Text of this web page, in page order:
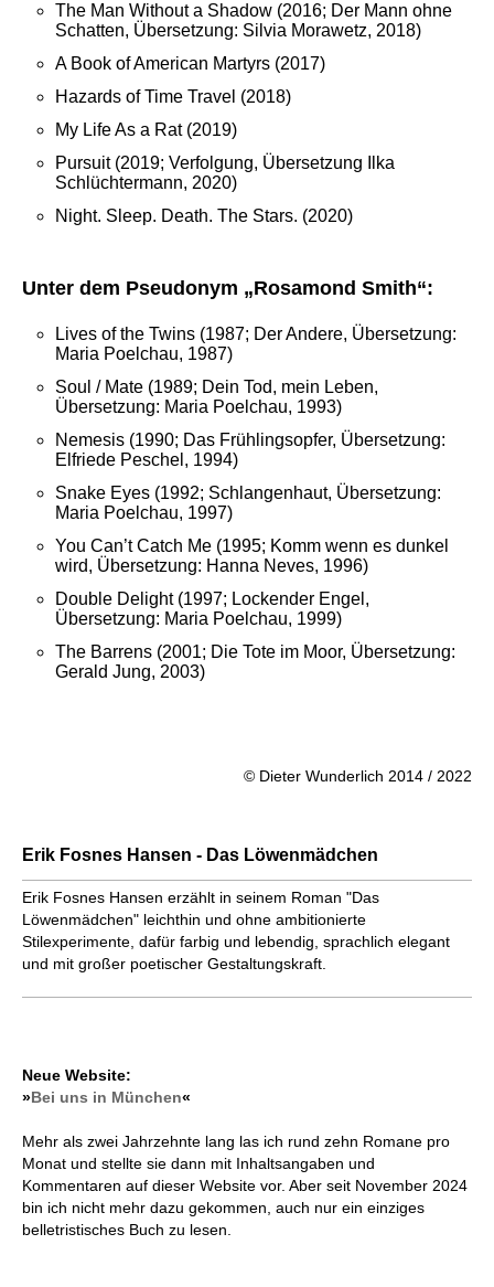
The Man Without a Shadow (2016; Der Mann ohne
Schatten, Übersetzung: Silvia Morawetz, 2018)
A Book of American Martyrs (2017)
Hazards of Time Travel (2018)
My Life As a Rat (2019)
Pursuit (2019; Verfolgung, Übersetzung Ilka
Schlüchtermann, 2020)
Night. Sleep. Death. The Stars. (2020)
Unter dem Pseudonym „Rosamond Smith“:
Lives of the Twins (1987; Der Andere, Übersetzung:
Maria Poelchau, 1987)
Soul / Mate (1989; Dein Tod, mein Leben,
Übersetzung: Maria Poelchau, 1993)
Nemesis (1990; Das Frühlingsopfer, Übersetzung:
Elfriede Peschel, 1994)
Snake Eyes (1992; Schlangenhaut, Übersetzung:
Maria Poelchau, 1997)
You Can’t Catch Me (1995; Komm wenn es dunkel
wird, Übersetzung: Hanna Neves, 1996)
Double Delight (1997; Lockender Engel,
Übersetzung: Maria Poelchau, 1999)
The Barrens (2001; Die Tote im Moor, Übersetzung:
Gerald Jung, 2003)
© Dieter Wunderlich 2014 / 2022
Erik Fosnes Hansen - Das Löwenmädchen
Erik Fosnes Hansen erzählt in seinem Roman "Das
Löwenmädchen" leichthin und ohne ambitionierte
Stilexperimente, dafür farbig und lebendig, sprachlich elegant
und mit großer poetischer Gestaltungskraft.
Neue Website:
»Bei uns in München«
Mehr als zwei Jahrzehnte lang las ich rund zehn Romane pro
Monat und stellte sie dann mit Inhaltsangaben und
Kommentaren auf dieser Website vor. Aber seit November 2024
bin ich nicht mehr dazu gekommen, auch nur ein einziges
belletristisches Buch zu lesen.